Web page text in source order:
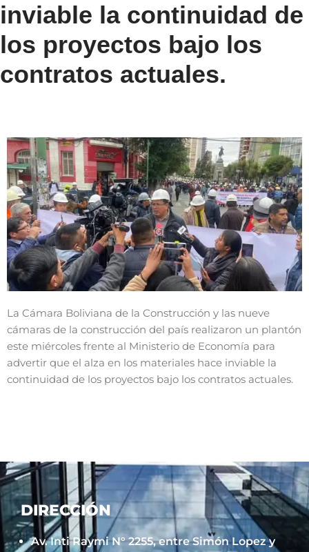
inviable la continuidad de
los proyectos bajo los
contratos actuales.
La Cámara Boliviana de la Construcción y las nueve
cámaras de la construcción del país realizaron un plantón
este miércoles frente al Ministerio de Economía para
advertir que el alza en los materiales hace inviable la
continuidad de los proyectos bajo los contratos actuales.
DIRECCIÓN
Av. Inti Raymi N° 2255, entre Simón Lopez y